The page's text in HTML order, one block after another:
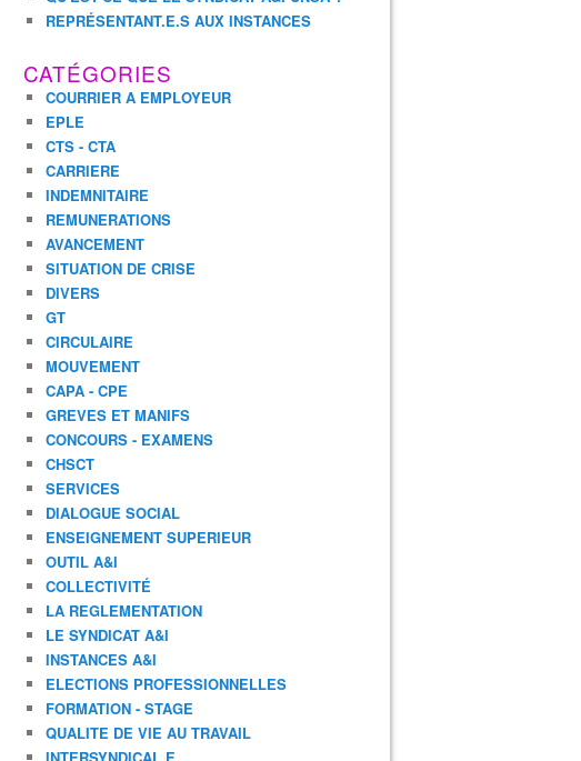
REPRÉSENTANT.E.S AUX INSTANCES
CATÉGORIES
COURRIER A EMPLOYEUR
EPLE
CTS - CTA
CARRIERE
INDEMNITAIRE
REMUNERATIONS
AVANCEMENT
SITUATION DE CRISE
DIVERS
GT
CIRCULAIRE
MOUVEMENT
CAPA - CPE
GREVES ET MANIFS
CONCOURS - EXAMENS
CHSCT
SERVICES
DIALOGUE SOCIAL
ENSEIGNEMENT SUPERIEUR
OUTIL A&I
COLLECTIVITÉ
LA REGLEMENTATION
LE SYNDICAT A&I
INSTANCES A&I
ELECTIONS PROFESSIONNELLES
FORMATION - STAGE
QUALITE DE VIE AU TRAVAIL